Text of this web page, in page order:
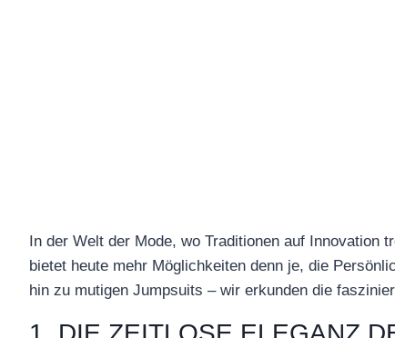
In der Welt der Mode, wo Traditionen auf Innovation
bietet heute mehr Möglichkeiten denn je, die
hin zu mutigen Jumpsuits – wir erkunden die